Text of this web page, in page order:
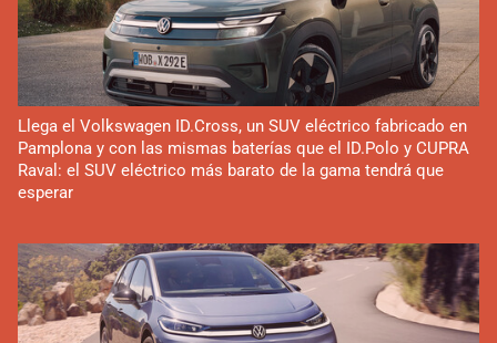
Llega el Volkswagen ID.Cross, un SUV eléctrico fabricado en
Pamplona y con las mismas baterías que el ID.Polo y CUPRA
Raval: el SUV eléctrico más barato de la gama tendrá que
esperar